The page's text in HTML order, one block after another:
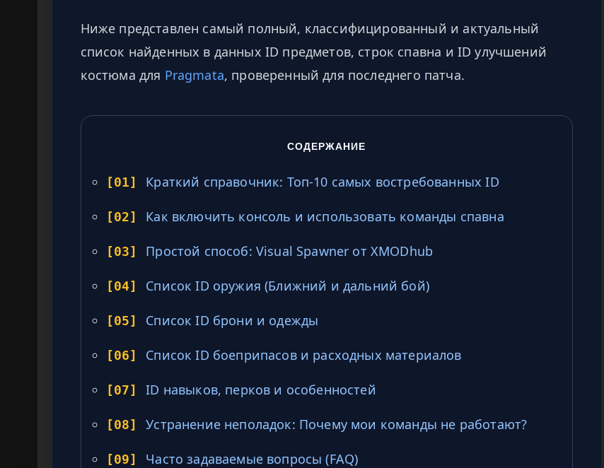
Ниже представлен самый полный, классифицированный и актуальный
список найденных в данных ID предметов, строк спавна и ID улучшений
костюма для Pragmata, проверенный для последнего патча.
СОДЕРЖАНИЕ
[01] Краткий справочник: Топ-10 самых востребованных ID
[02] Как включить консоль и использовать команды спавна
[03] Простой способ: Visual Spawner от XMODhub
[04] Список ID оружия (Ближний и дальний бой)
[05] Список ID брони и одежды
[06] Список ID боеприпасов и расходных материалов
[07] ID навыков, перков и особенностей
[08] Устранение неполадок: Почему мои команды не работают?
[09] Часто задаваемые вопросы (FAQ)